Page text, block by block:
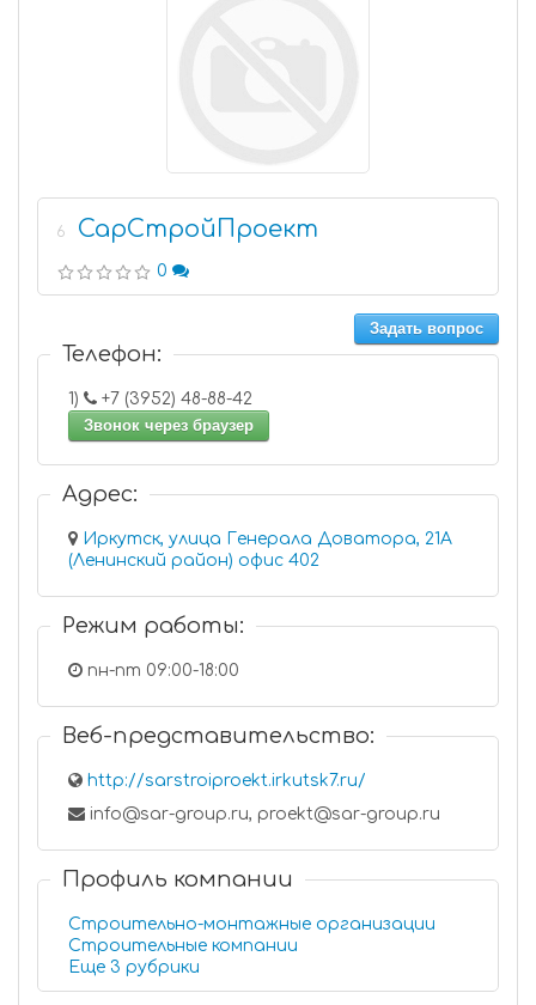
6 СарСтройПроект
0
Задать вопрос
Телефон:
1)
+7 (3952) 48-88-42
Звонок через браузер
Адрес:
Иркутск, улица Генерала Доватора, 21А
(Ленинский район) офис 402
Режим работы:
пн-пт 09:00-18:00
Веб-представительство:
http://sarstroiproekt.irkutsk7.ru/
info@sar-group.ru, proekt@sar-group.ru
Профиль компании
Строительно-монтажные организации
Строительные компании
Еще 3 рубрики